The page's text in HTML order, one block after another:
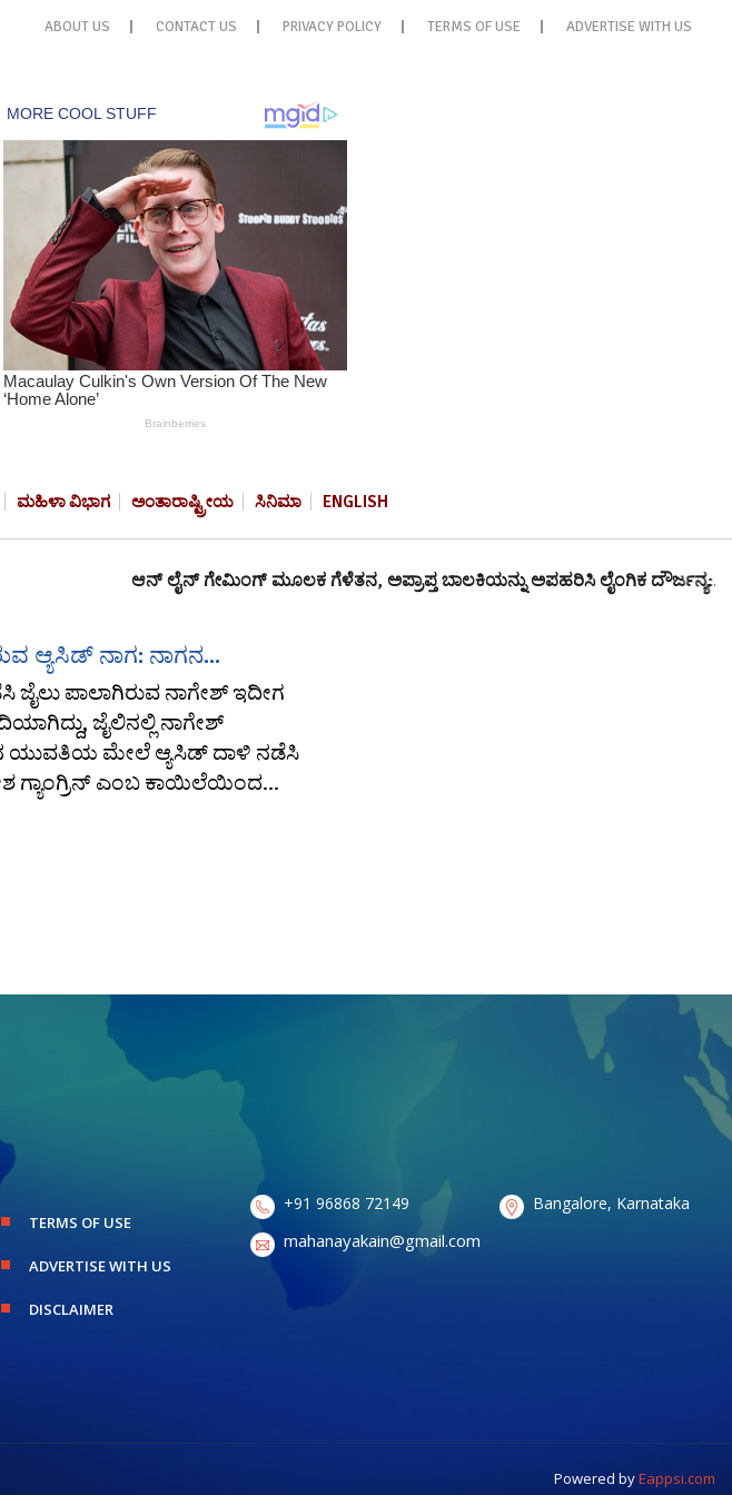
ABOUT US CONTACT US PRIVACY POLICY TERMS OF USE ADVERTISE WITH US
ಮಹಿಳಾ ವಿಭಾಗ ಅಂತಾರಾಷ್ಟ್ರೀಯ ಸಿನಿಮಾ ENGLISH
ಆನ್‌ ಲೈನ್ ಗೇಮಿಂಗ್‌ ಮೂಲಕ ಗೆಳೆತನ, ಅಪ್ರಾಪ್ತ ಬಾಲಕಿಯನ್ನು ಅಪಹರಿಸಿ ಲೈಂಗಿಕ ದೌರ್ಜನ್ಯ:…
ಆ್ಯಸಿಡ್ ನಾಗ: ನಾಗನ...
ಪಾಲಾಗಿರುವ ನಾಗೇಶ್ ಇದೀಗ
ಜೈಲಿನಲ್ಲಿ ನಾಗೇಶ್
ಯುವತಿಯ ಮೇಲೆ ಆ್ಯಸಿಡ್ ದಾಳಿ ನಡೆಸಿ
ಗ್ಯಾಂಗ್ರಿನ್ ಎಂಬ ಕಾಯಿಲೆಯಿಂದ...
TERMS OF USE
ADVERTISE WITH US
DISCLAIMER
+91 96868 72149
mahanayakain@gmail.com
Bangalore, Karnataka
Powered byEappsi.com